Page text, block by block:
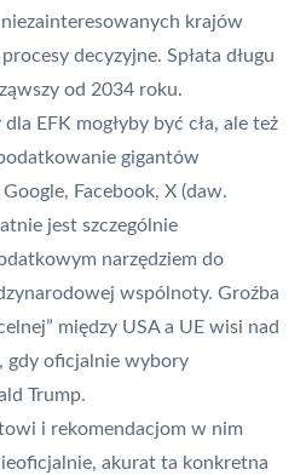
krajów
decyzyjne. Spłata długu
od 2034 roku.
EFK mogłyby być cła, ale też
gigantów
Facebook, X (daw.
jest szczególnie
narzędziem do
wspólnoty. Groźba
między USA a UE wisi nad
gdy oficjalnie wybory
Trump.
i rekomendacjom w nim
akurat ta konkretna